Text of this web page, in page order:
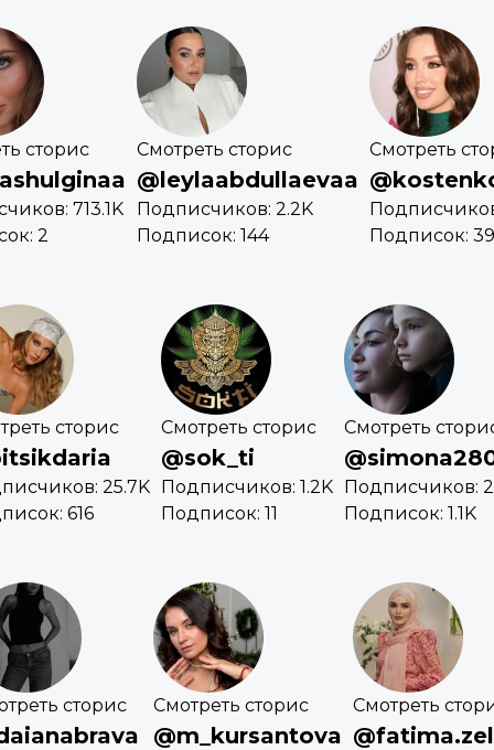
сторис
713.1K
2
Смотреть сторис
@leylaabdullaevaa
Подписчиков: 2.2K
Подписок: 144
Смотреть
Подписок:
сторис
25.7K
616
Смотреть сторис
@sok_ti
Подписчиков: 1.2K
Подписок: 11
Смотреть
Подписчиков:
Подписок: 1.1K
сторис Смотреть сторис
@m_kursantova
Смотреть